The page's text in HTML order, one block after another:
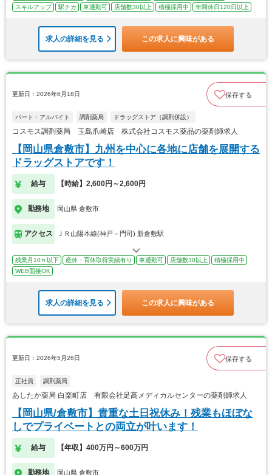
スキルアップ
駅チカ 車通勤可 店舗数30以上 積極採用中 年間休日120日以上
求人の詳細を見る この求人に興味がある
更新日：2026年6月18日 保存する
パート・アルバイト 調剤薬局 ドラッグストア（調剤併設）
コスモス調剤薬局 玉島爪崎店 株式会社コスモス薬品の薬剤師求人
【岡山県倉敷市】九州を中心に各地に店舗を展開する
ドラッグストアです！
給与 【時給】2,600円～2,600円
勤務地 岡山県 倉敷市
アクセス ＪＲ山陽本線(神戸－門司) 新倉敷駅
残業月10ｈ以下 産休・育休取得実績有り 車通勤可 店舗数30以上
積極採用中
WEB面接OK
求人の詳細を見る この求人に興味がある
更新日：2026年5月26日 保存する
正社員 調剤薬局
あしたか薬局 白楽町店 有限会社足高メディカルセンターの薬剤師求人
【岡山県/倉敷市】貴重な土日祝休み！残業もほぼな
しでプライベートとの両立が叶います！
給与 【年収】400万円～600万円
勤務地 岡山県 倉敷市